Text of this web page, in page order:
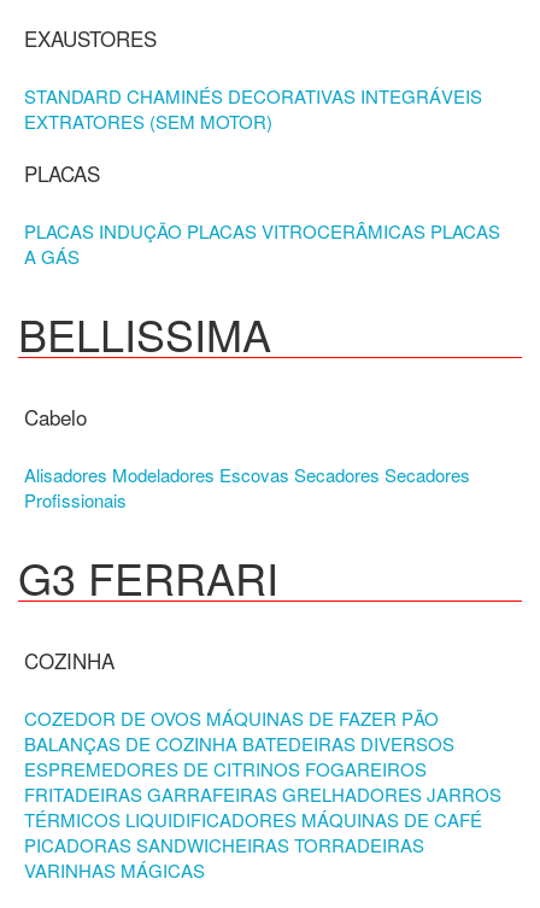
EXAUSTORES
STANDARD CHAMINÉS DECORATIVAS INTEGRÁVEIS
EXTRATORES (SEM MOTOR)
PLACAS
PLACAS INDUÇÃO PLACAS VITROCERÂMICAS PLACAS
A GÁS
BELLISSIMA
Cabelo
Alisadores Modeladores Escovas Secadores Secadores
Profissionais
G3 FERRARI
COZINHA
COZEDOR DE OVOS MÁQUINAS DE FAZER PÃO
BALANÇAS DE COZINHA BATEDEIRAS DIVERSOS
ESPREMEDORES DE CITRINOS FOGAREIROS
FRITADEIRASGARRAFEIRASGRELHADORESJARROS
TÉRMICOS LIQUIDIFICADORES MÁQUINAS DE CAFÉ
PICADORASSANDWICHEIRASTORRADEIRAS
VARINHAS MÁGICAS